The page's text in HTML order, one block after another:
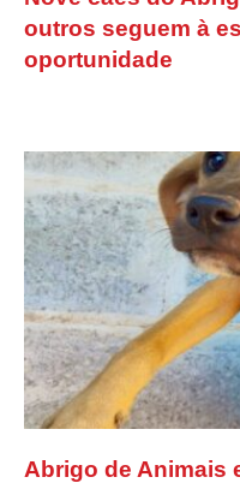
outros seguem à
oportunidade
Abrigo de Animais